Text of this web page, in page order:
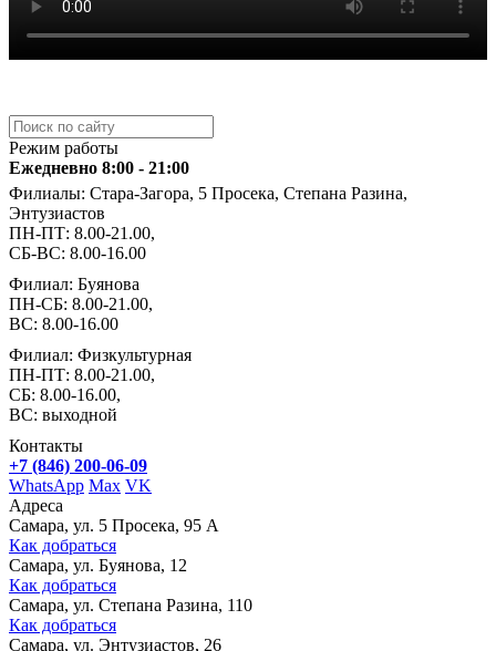
Режим работы
Ежедневно 8:00 - 21:00
Филиалы: Стара-Загора, 5 Просека, Степана Разина,
Энтузиастов
ПН-ПТ: 8.00-21.00,
СБ-ВС: 8.00-16.00
Филиал: Буянова
ПН-СБ: 8.00-21.00,
ВС: 8.00-16.00
Филиал: Физкультурная
ПН-ПТ: 8.00-21.00,
СБ: 8.00-16.00,
ВС: выходной
Контакты
+7 (846) 200-06-09
WhatsApp Max VK
Адреса
Самара, ул. 5 Просека, 95 А
Как добраться
Самара, ул. Буянова, 12
Как добраться
Самара, ул. Степана Разина, 110
Как добраться
Самара, ул. Энтузиастов, 26